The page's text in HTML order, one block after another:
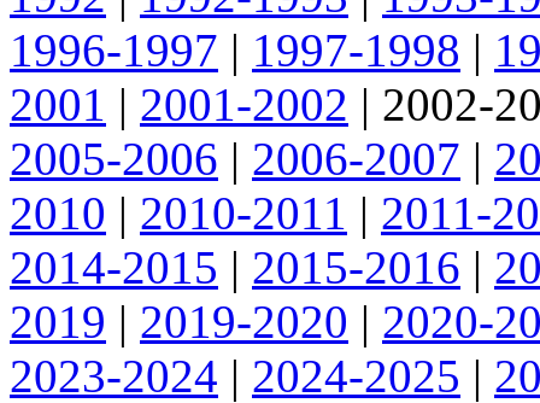
1996-1997 | 1997-1998 |
2001 | 2001-2002 | 2002-
2005-2006 | 2006-2007 |
2010 | 2010-2011 | 2011-
2014-2015 | 2015-2016 |
2019 | 2019-2020 | 2020-
2023-2024 | 2024-2025 |